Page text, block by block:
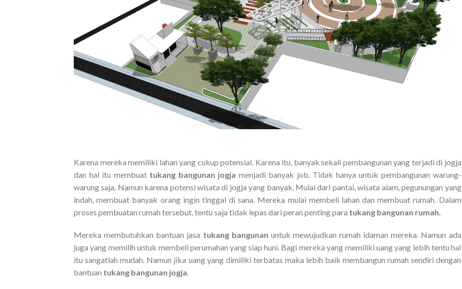
Karena mereka memiliki lahan yang cukup potensial. Karena itu, banyak sekali pembangunan yang terjadi di jogja
dan hal itu membuat tukang bangunan jogja menjadi banyak job. Tidak hanya untuk pembangunan warung-
warung saja. Namun karena potensi wisata di jogja yang banyak. Mulai dari pantai, wisata alam, pegunungan yang
indah, membuat banyak orang ingin tinggal di sana. Mereka mulai membeli lahan dan membuat rumah. Dalam
proses pembuatan rumah tersebut, tentu saja tidak lepas dari peran penting para tukang bangunan rumah.
Mereka membutuhkan bantuan jasa tukang bangunan untuk mewujudkan rumah idaman mereka. Namun ada
juga yang memilih untuk membeli perumahan yang siap huni. Bagi mereka yang memiliki uang yang lebih tentu hal
itu sangatlah mudah. Namun jika uang yang dimiliki terbatas maka lebih baik membangun rumah sendiri dengan
bantuan tukang bangunan jogja.